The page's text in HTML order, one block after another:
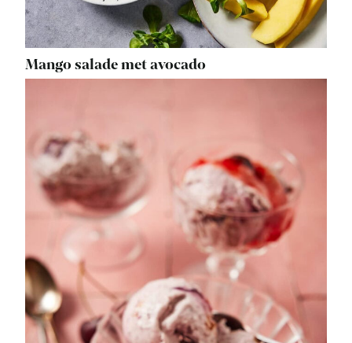
Mango salade met avocado